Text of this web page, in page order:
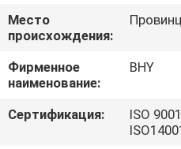
ПУТЕШЕСТВИЕ
ФАБРИКИ
ПРОВЕРКА
КАЧЕСТВА
Место
происхождения:
Фирменное
наименование:
BHY
Сертификация:
ISO